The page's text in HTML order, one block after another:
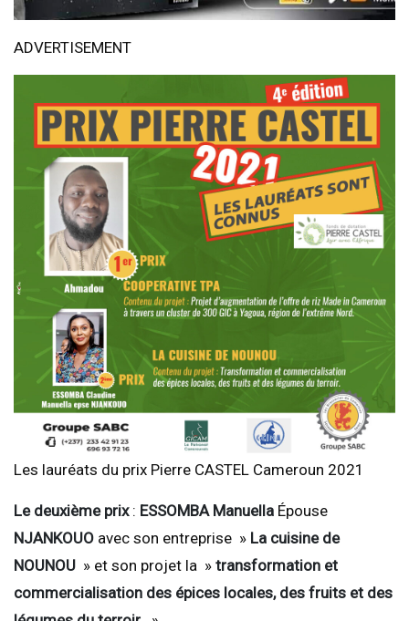
ADVERTISEMENT
Les lauréats du prix Pierre CASTEL Cameroun 2021
Le deuxième prix: ESSOMBA Manuella Épouse
NJANKOUO avec son entreprise » La cuisine de
NOUNOU » et son projet la » transformation et
commercialisation des épices locales, des fruits et des